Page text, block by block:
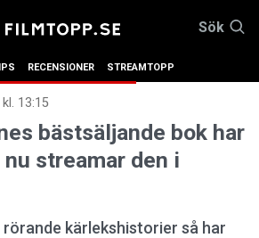
Sök
RECENSIONER STREAMTOPP
13:15
bästsäljande bok har
streamar den i
rörande kärlekshistorier så har